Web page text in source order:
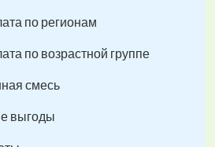
по регионам
по возрастной группе
смесь
выгоды